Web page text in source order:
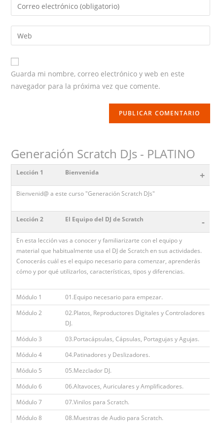
your
email
Enter
your
website
URL
Guarda mi nombre, correo electrónico y web en este
navegador para la próxima vez que comente.
Generación Scratch DJs - PLATINO
Lección 1 Bienvenida +
Bienvenid@ a este curso "Generación Scratch DJs"
Lección 2 El Equipo del DJ de Scratch -
En esta lección vas a conocer y familiarizarte con el equipo y
material que habitualmente usa el DJ de Scratch en sus actividades.
Conocerás cuál es el equipo necesario para comenzar, aprenderás
cómo y por qué utilizarlos, características, tipos y diferencias.
Módulo 1
01.Equipo necesario para empezar.
Módulo 2
02.Platos, Reproductores Digitales y Controladores
DJ.
Módulo 3
03.Portacápsulas, Cápsulas, Portagujas y Agujas.
Módulo 4
04.Patinadores y Deslizadores.
Módulo 5
05.Mezclador DJ.
Módulo 6
06.Altavoces, Auriculares y Amplificadores.
Módulo 7
07.Vinilos para Scratch.
Módulo 8
08.Muestras de Audio para Scratch.